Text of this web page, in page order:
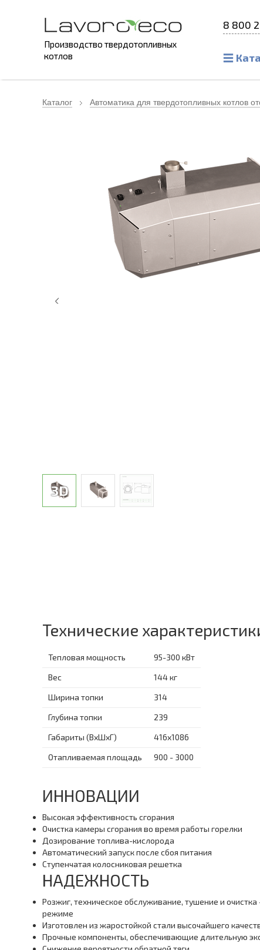
Производство твердотопливных
котлов
8 800
Каталог Автоматика для твердотопливных котлов
Технические
Тепловая мощность
95-300 кВт
Вес
144 кг
Ширина топки
314
Глубина топки
239
Габариты (ВхШхГ)
416x1086
Отапливаемая площадь
900 - 3000
ИННОВАЦИИ
Высокая эффективность сгорания
Очистка камеры сгорания во время работы горелки
Дозирование топлива-кислорода
Автоматический запуск после сбоя питания
Ступенчатая колосниковая решетка
НАДЕЖНОСТЬ
Розжиг, техническое обслуживание, тушение и
режиме
Изготовлен из жаростойкой стали высочайшего
Прочные компоненты, обеспечивающие длительную